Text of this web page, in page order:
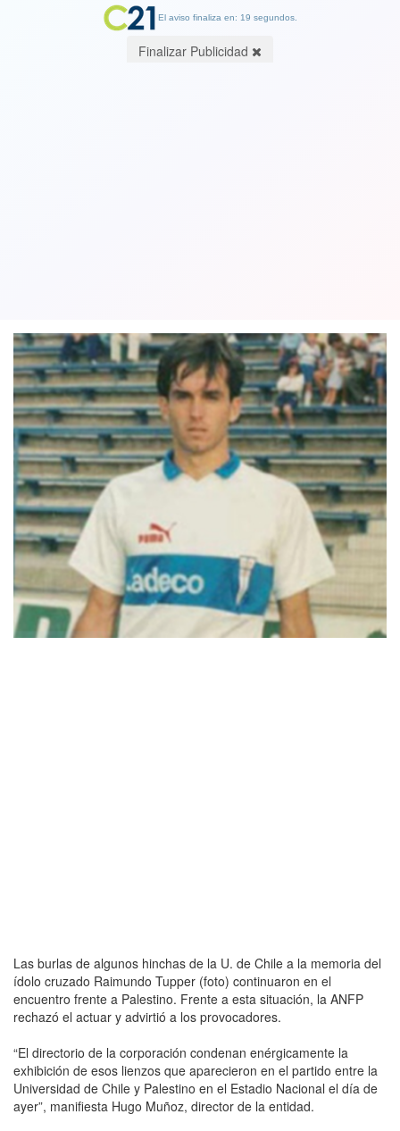
Las burlas de algunos hinchas de la U. de Chile a la memoria del
ídolo cruzado Raimundo Tupper (foto) continuaron en el
encuentro frente a Palestino. Frente a esta situación, la ANFP
rechazó el actuar y advirtió a los provocadores.
“El directorio de la corporación condenan enérgicamente la
exhibición de esos lienzos que aparecieron en el partido entre la
Universidad de Chile y Palestino en el Estadio Nacional el día de
ayer”, manifiesta Hugo Muñoz, director de la entidad.
El aviso finaliza en: 19 segundos.
Finalizar Publicidad